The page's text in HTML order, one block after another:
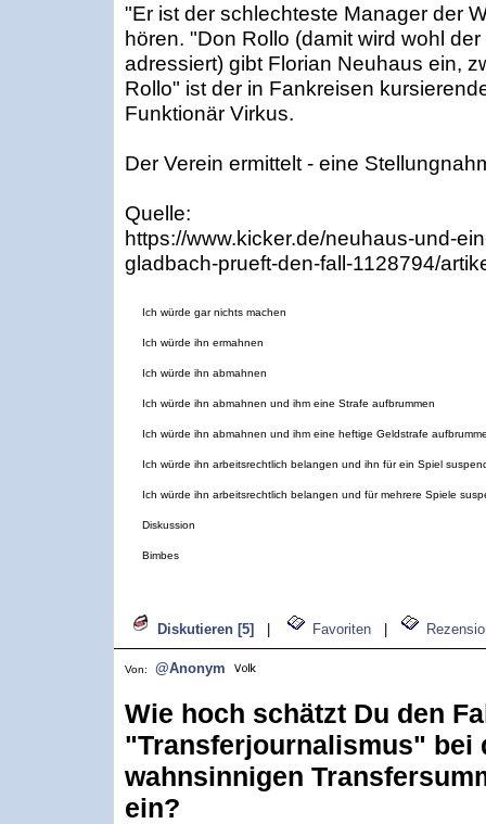
"Er ist der schlechteste Manager der
hören. "Don Rollo (damit wird wohl
adressiert) gibt Florian Neuhaus ein,
Rollo" ist der in Fankreisen
Funktionär Virkus.
Der Verein ermittelt - eine
Quelle:
https://www.kicker.de/neuhaus-und-
gladbach-prueft-den-fall-1128794/
Ich würde gar nichts machen
Ich würde ihn ermahnen
Ich würde ihn abmahnen
Ich würde ihn abmahnen und ihm eine Strafe aufbrummen
Ich würde ihn abmahnen und ihm eine heftige Geldstrafe
Ich würde ihn arbeitsrechtlich belangen und ihn für ein Spiel
Ich würde ihn arbeitsrechtlich belangen und für mehrere Spiele
Diskussion
Bimbes
Diskutieren [5] Favoriten
Von: @Anonym
Wie hoch schätzt Du den
"Transferjournalismus" bei
wahnsinnigen
ein?